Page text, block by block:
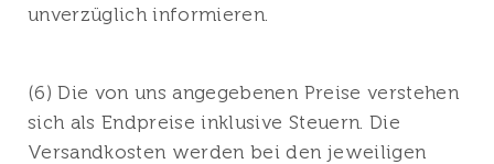
unverzüglich informieren.
(6) Die von uns angegebenen Preise verstehen
sich als Endpreise inklusive Steuern. Die
Versandkosten werden bei den jeweiligen